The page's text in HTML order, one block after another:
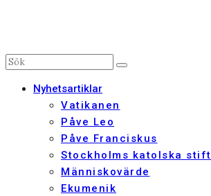
Nyhetsartiklar
Vatikanen
Påve Leo
Påve Franciskus
Stockholms katolska stift
Människovärde
Ekumenik